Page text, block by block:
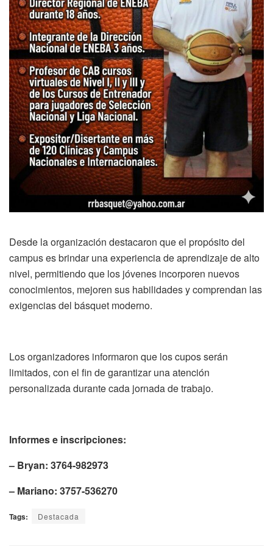
Desde la organización destacaron que el propósito del
campus es brindar una experiencia de aprendizaje de alto
nivel, permitiendo que los jóvenes incorporen nuevos
conocimientos, mejoren sus habilidades y comprendan las
exigencias del básquet moderno.
Los organizadores informaron que los cupos serán
limitados, con el fin de garantizar una atención
personalizada durante cada jornada de trabajo.
Informes e inscripciones:
– Bryan: 3764-982973
– Mariano: 3757-536270
Tags: Destacada